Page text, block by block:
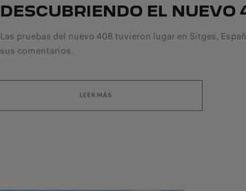
DESCUBRIENDO EL NUEVO
Las pruebas del nuevo 408 tuvieron lugar en Sitges,
sus comentarios.
LEER MÁS